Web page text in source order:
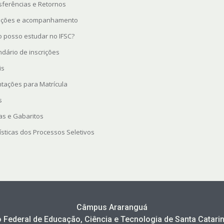
e Retornos
e acompanhamento
posso estudar no IFSC?
de inscrições
para Matrícula
e Gabaritos
dos Processos Seletivos
Câmpus Araranguá
de Educação, Ciência e Tecnologia de Santa